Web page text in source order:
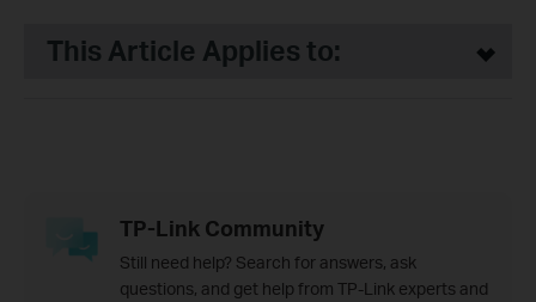
This Article Applies to:
TP-Link Community
Still need help? Search for answers, ask
questions, and get help from TP-Link experts and